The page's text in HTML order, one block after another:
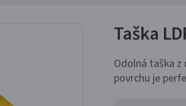
Taška
Odolná taška z
povrchu je